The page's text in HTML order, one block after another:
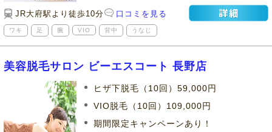
JR大府駅より徒歩10分 口コミを見る
ワキ 足 腕 VIO 背中 うなじ
美容脱毛サロン ビーエスコート 長野店
ヒザ下脱毛（10回）59,000円
VIO脱毛（10回）109,000円
期間限定キャンペーンあり！